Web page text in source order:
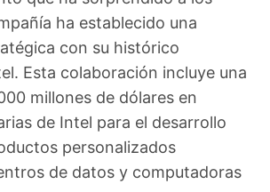
ha establecido una
con su histórico
Esta colaboración incluye una
millones de dólares en
de Intel para el desarrollo
personalizados
de datos y computadoras